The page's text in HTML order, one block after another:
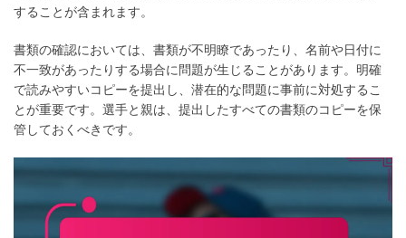
することが含まれます。
書類の確認においては、書類が不明瞭であったり、名前や日付に
不一致があったりする場合に問題が生じることがあります。明確
で読みやすいコピーを提出し、潜在的な問題に事前に対処するこ
とが重要です。選手と親は、提出したすべての書類のコピーを保
管しておくべきです。